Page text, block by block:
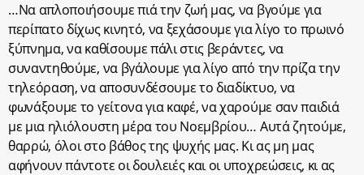
…Να απλοποιήσουμε πιά την ζωή μας, να βγούμε για
περίπατο δίχως κινητό, να ξεχάσουμε για λίγο το πρωινό
ξύπνημα, να καθίσουμε πάλι στις βεράντες, να
συναντηθούμε, να βγάλουμε για λίγο από την πρίζα την
τηλεόραση, να αποσυνδέσουμε το διαδίκτυο, να
φωνάξουμε το γείτονα για καφέ, να χαρούμε σαν παιδιά
με μια ηλιόλουστη μέρα του Νοεμβρίου… Αυτά ζητούμε,
θαρρώ, όλοι στο βάθος της ψυχής μας. Κι ας μη μας
αφήνουν πάντοτε οι δουλειές και οι υποχρεώσεις, κι ας